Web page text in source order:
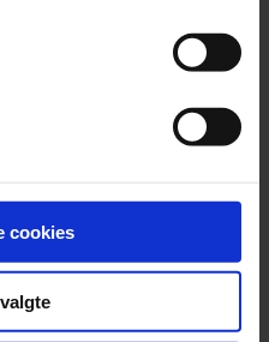
cookies
Beierholm.
telefon 98 18 72 00, mobil
Uffe Thaarup,